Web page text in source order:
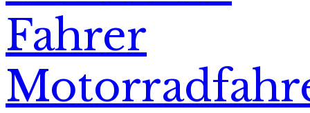
Fahrer